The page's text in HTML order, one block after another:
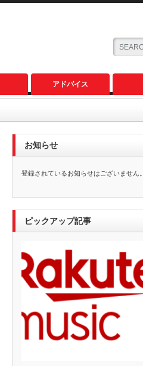
アドバイス
お知らせ
登録されているお知らせはございません。
ピックアップ記事